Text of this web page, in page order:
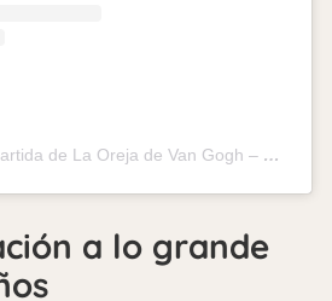
Una publicación compartida de La Oreja de Van Gogh – Oficial (@laorejadevangogh)
a lo grande